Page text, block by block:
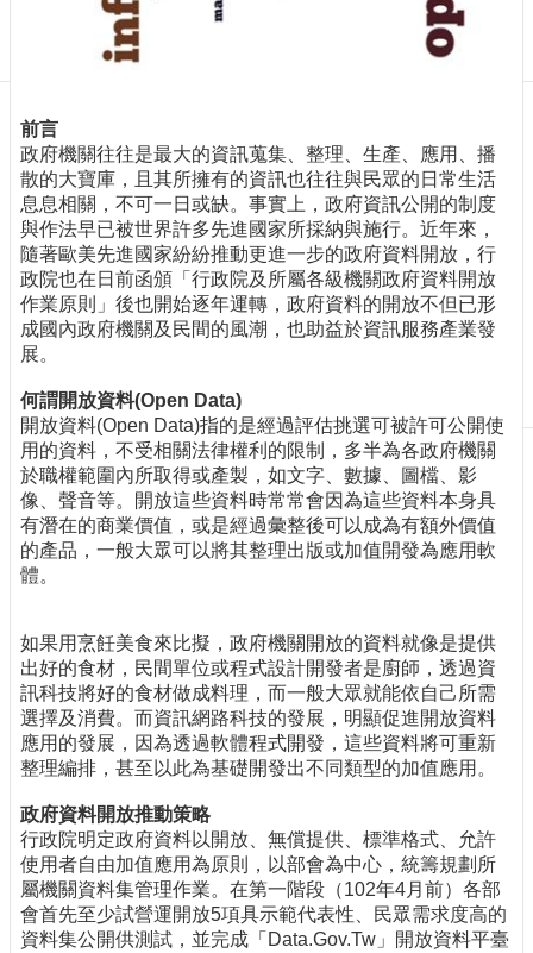
關
於
我
們
出
版
刊
物
務
服
務
專
題
報
導
術
論
壇
產
業
欄
前言
政府機關往往是最大的資訊蒐集、整理、生產、應用、播
散的大寶庫，且其所擁有的資訊也往往與民眾的日常生活
息息相關，不可一日或缺。事實上，政府資訊公開的制度
與作法早已被世界許多先進國家所採納與施行。近年來，
隨著歐美先進國家紛紛推動更進一步的政府資料開放，行
政院也在日前函頒「行政院及所屬各級機關政府資料開放
作業原則」後也開始逐年運轉，政府資料的開放不但已形
成國內政府機關及民間的風潮，也助益於資訊服務產業發
展。
何謂開放資料(Open Data)
開放資料(Open Data)指的是經過評估挑選可被許可公開使
用的資料，不受相關法律權利的限制，多半為各政府機關
於職權範圍內所取得或產製，如文字、數據、圖檔、影
像、聲音等。開放這些資料時常常會因為這些資料本身具
有潛在的商業價值，或是經過彙整後可以成為有額外價值
的產品，一般大眾可以將其整理出版或加值開發為應用軟
體。
如果用烹飪美食來比擬，政府機關開放的資料就像是提供
出好的食材，民間單位或程式設計開發者是廚師，透過資
訊科技將好的食材做成料理，而一般大眾就能依自己所需
選擇及消費。而資訊網路科技的發展，明顯促進開放資料
應用的發展，因為透過軟體程式開發，這些資料將可重新
整理編排，甚至以此為基礎開發出不同類型的加值應用。
政府資料開放推動策略
行政院明定政府資料以開放、無償提供、標準格式、允許
使用者自由加值應用為原則，以部會為中心，統籌規劃所
屬機關資料集管理作業。在第一階段（102年4月前）各部
會首先至少試營運開放5項具示範代表性、民眾需求度高的
資料集公開供測試，並完成「Data.Gov.Tw」開放資料平臺